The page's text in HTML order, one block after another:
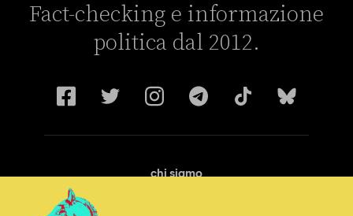
Fact-checking e informazione
politica dal 2012.
chi siamo